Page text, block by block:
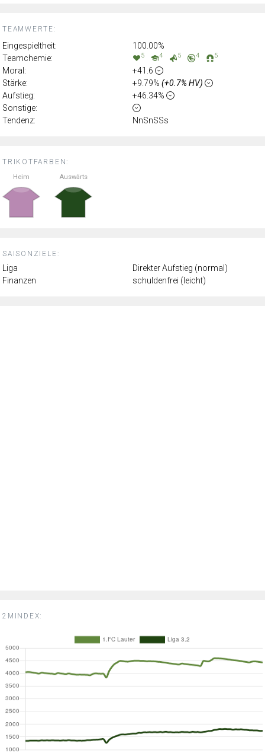
TRIKOTFARBEN:
Heim Auswärts
SAISONZIELE:
Liga
Direkter Aufstieg (normal)
Finanzen
schuldenfrei (leicht)
2MINDEX:
TEAMWERTE:
Eingespieltheit:
100.00%
Teamchemie:
5 4 5 4 5
Moral:
+41.6
Stärke:
+9.79% (+0.7% HV)
Aufstieg:
+46.34%
Sonstige:
Tendenz:
NnSnSSs